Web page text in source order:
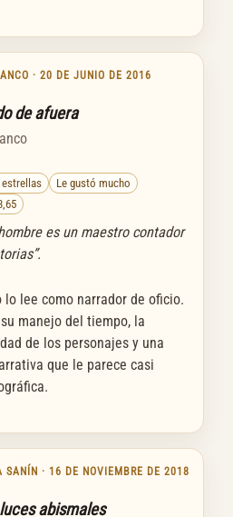
· 20 DE JUNIO DE 2016
de afuera
Le gustó mucho
es un maestro contador
lo lee como narrador de oficio.
manejo del tiempo, la
de los personajes y una
que le parece casi
SANÍN · 16 DE NOVIEMBRE DE 2018
abismales